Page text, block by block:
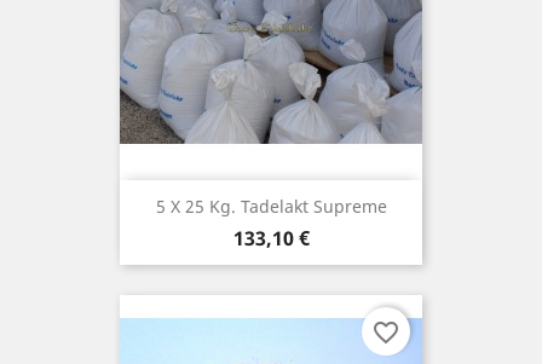
5 X 25 Kg. Tadelakt Supreme
Preis
133,10 €
favorite_border